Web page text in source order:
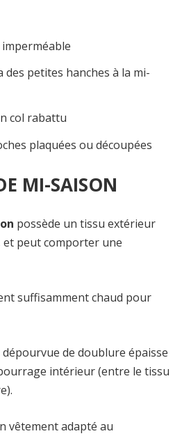
petites hanches à la mi-
col rabattu
plaquées ou découpées
MI-SAISON
possède un tissu extérieur
peut comporter une
suffisamment chaud pour
de doublure épaisse
intérieur (entre le tissu
vêtement adapté au